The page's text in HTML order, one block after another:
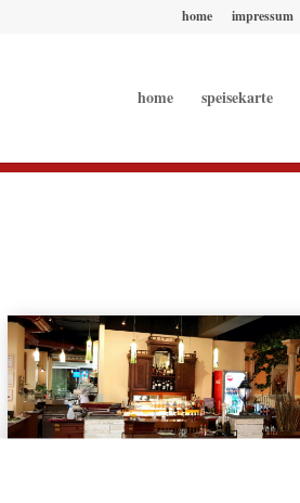
home impressum
home speisekarte